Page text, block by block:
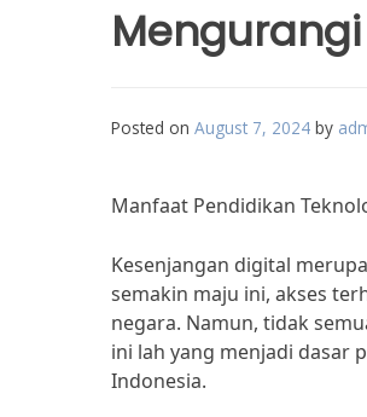
Posted on August 7, 2024 by
Manfaat Pendidikan
Kesenjangan digital
semakin maju ini, akses
negara. Namun, tidak
ini lah yang menjadi dasar
Indonesia.